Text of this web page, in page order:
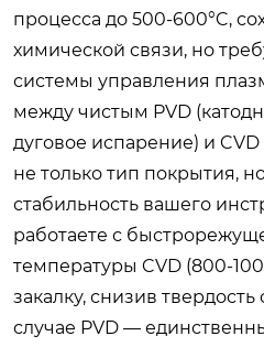
процесса до 500-600°C,
химической связи, но
системы управления
между чистым PVD
дуговое испарение) и
не только тип покрытия,
стабильность вашего
работаете с
температуры CVD (800-
закалку, снизив
случае PVD —